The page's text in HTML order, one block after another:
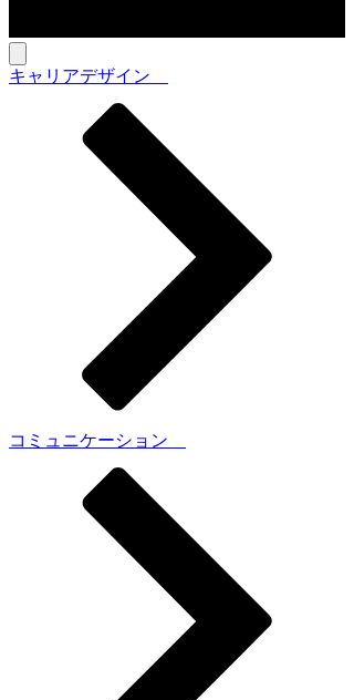
キャリアデザイン
コミュニケーション